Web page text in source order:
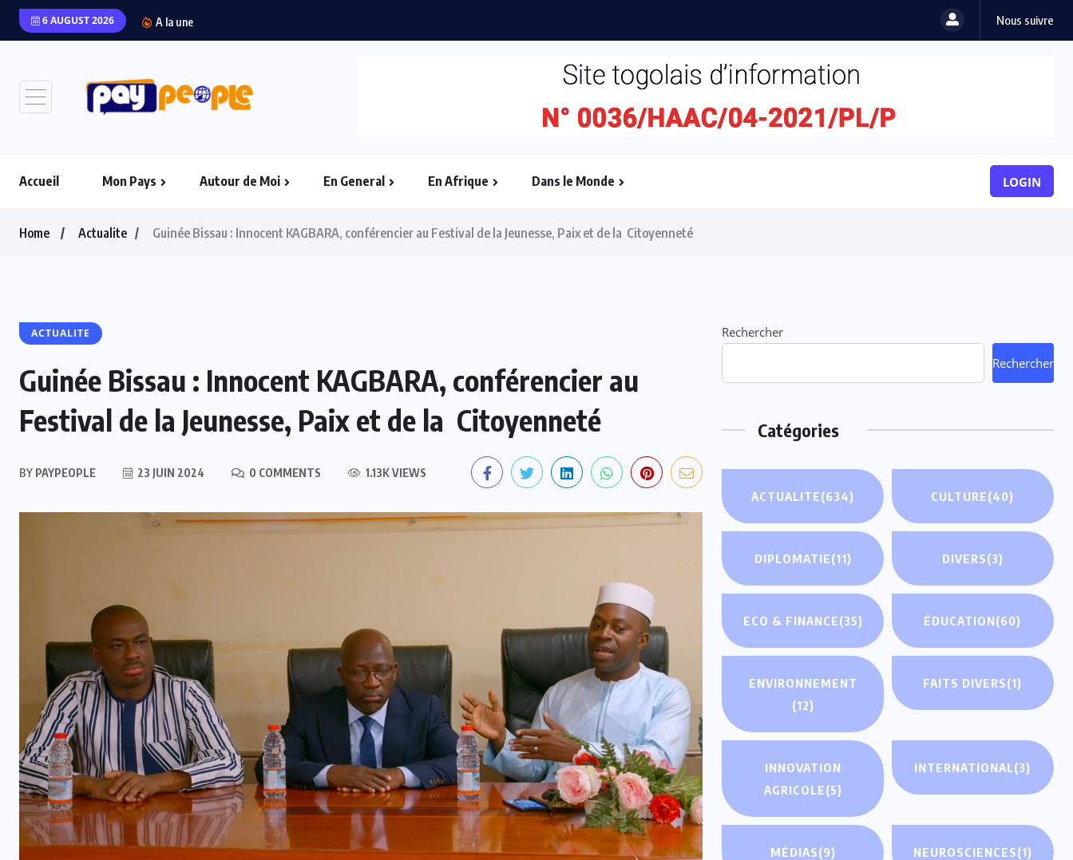
6 AUGUST 2026 A la une Nous suivre
Accueil Mon Pays Autour de Moi En General En Afrique Dans le Monde LOGIN
Home Actualite Guinée Bissau : Innocent KAGBARA, conférencier au Festival de la Jeunesse, Paix et de la Citoyenneté
ACTUALITE
Guinée Bissau : Innocent KAGBARA, conférencier au
Festival de la Jeunesse, Paix et de la Citoyenneté
BY PAYPEOPLE 23 JUIN 2024 0 COMMENTS 1.13K VIEWS
Rechercher
Rechercher
Catégories
ACTUALITE(634) CULTURE(40)
DIPLOMATIE(11) DIVERS(3)
ECO & FINANCE(35) ÉDUCATION(60)
ENVIRONNEMENT
(12)
FAITS DIVERS(1)
INNOVATION
AGRICOLE(5)
INTERNATIONAL(3)
MÉDIAS(9) NEUROSCIENCES(1)